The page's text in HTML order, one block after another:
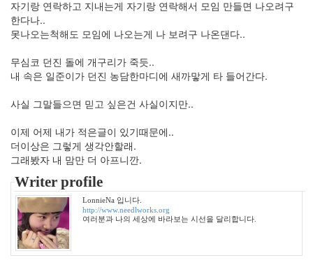
자기랑 연락하고 지내는게 자기랑 연락해서 모임 만들면 나오려구
한다나..
못나오는척해도 모임에 나오는게 나 보려구 나온댄다..
무심코 던진 돌에 개구리가 죽듯..
내 속은 일준이가 던진 농담한마디에 새까맣게 타 들어간다.
사실 그말들으면 믿고 싶은건 사실이지만..
이제 어제 내가 적은글이 있기때문에..
더이상은 그렇게 생각안할래.
그래봤자 내 맘만 더 아프니깐.
Writer profile
LonnieNa 입니다.
http://www.needlworks.org
여러분과 나의 세상에 바라보는 시선을 달리합니다.
2
2007
년
월
3
년
월
11
2007
8
월
3
2007
년
9